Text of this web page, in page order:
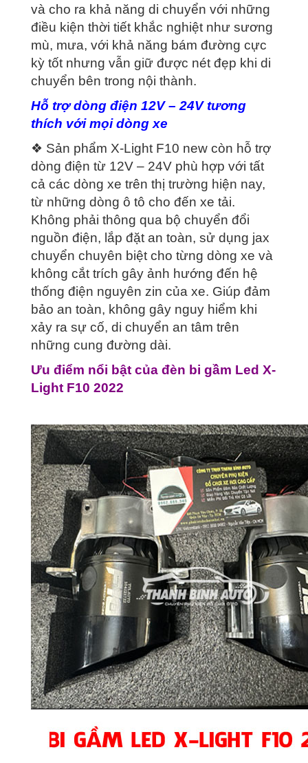
và cho ra khả năng di chuyển với những
điều kiện thời tiết khắc nghiệt như sương
mù, mưa, với khả năng bám đường cực
kỳ tốt nhưng vẫn giữ được nét đẹp khi di
chuyển bên trong nội thành.
Hỗ trợ dòng điện 12V – 24V tương
thích với mọi dòng xe
❖ Sản phẩm X-Light F10 new còn hỗ trợ
dòng điện từ 12V – 24V phù hợp với tất
cả các dòng xe trên thị trường hiện nay,
từ những dòng ô tô cho đến xe tải.
Không phải thông qua bộ chuyển đổi
nguồn điện, lắp đặt an toàn, sử dụng jax
chuyển chuyên biệt cho từng dòng xe và
không cắt trích gây ảnh hướng đến hệ
thống điện nguyên zin của xe. Giúp đảm
bảo an toàn, không gây nguy hiểm khi
xảy ra sự cố, di chuyển an tâm trên
những cung đường dài.
Ưu điểm nổi bật của đèn bi gầm Led X-
Light F10 2022